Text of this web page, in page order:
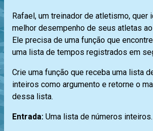
Rafael, um treinador de atletismo, quer
melhor desempenho de seus atletas
Ele precisa de uma função que
uma lista de tempos registrados em
Crie uma função que receba uma lista
inteiros como argumento e retorne o
dessa lista.
Entrada: Uma lista de números inteiros.